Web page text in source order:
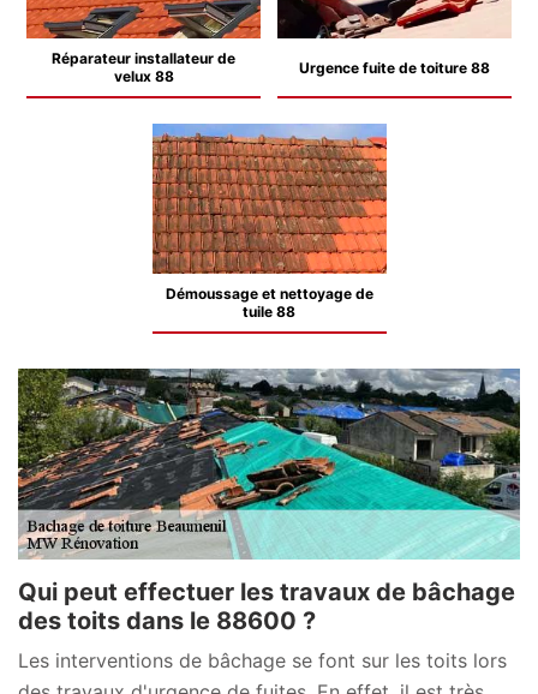
Réparateur installateur de
velux 88
Urgence fuite de toiture 88
Démoussage et nettoyage de
tuile 88
Qui peut effectuer les travaux de bâchage
des toits dans le 88600 ?
Les interventions de bâchage se font sur les toits lors